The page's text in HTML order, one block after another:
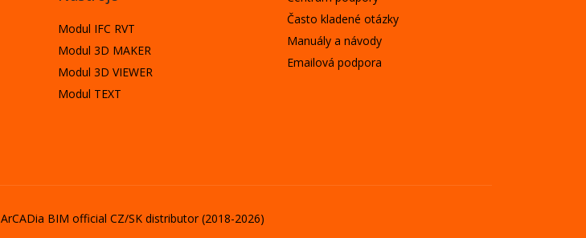
Modul IFC RVT
Modul 3D MAKER
Modul 3D VIEWER
Modul TEXT
Často kladené otázky
Manuály a návody
Emailová podpora
ArCADia BIM official CZ/SK distributor (2018-2026)